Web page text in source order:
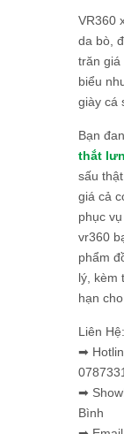
VR360
da bò,
trăn giá
biểu
giày cá
Bạn
thắt
sấu
giá cả
phục
vr360
phẩm
lý, kèm
hạn
Liên Hệ:
➡
➡
Bình